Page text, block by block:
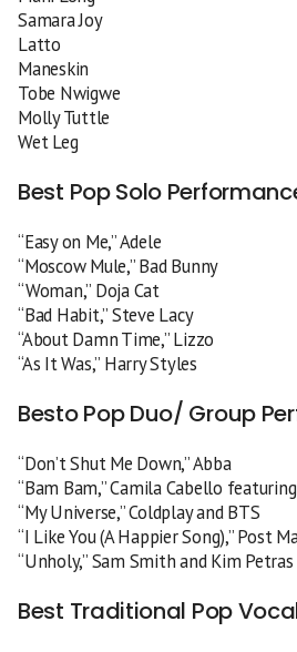
Samara Joy
Latto
Maneskin
Tobe Nwigwe
Molly Tuttle
Wet Leg
Best Pop Solo
“Easy on Me,” Adele
“Moscow Mule,” Bad Bunny
“Woman,” Doja Cat
“Bad Habit,” Steve Lacy
“About Damn Time,” Lizzo
“As It Was,” Harry Styles
Besto Pop Duo/ Group
“Don’t Shut Me Down,” Abba
“Bam Bam,” Camila Cabello
“My Universe,” Coldplay and BTS
“I Like You (A Happier Song),” Post
“Unholy,” Sam Smith and Kim Petras
Best Traditional Pop